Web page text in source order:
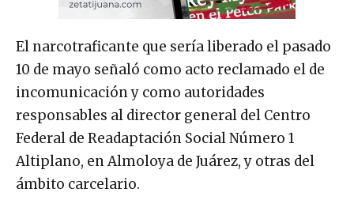
El narcotraficante que sería liberado el pasado
10 de mayo señaló como acto reclamado el de
incomunicación y como autoridades
responsables al director general del Centro
Federal de Readaptación Social Número 1
Altiplano, en Almoloya de Juárez, y otras del
ámbito carcelario.